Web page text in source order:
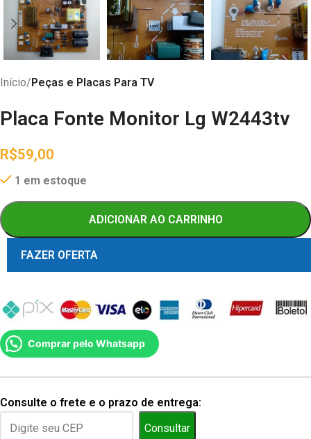
Início Peças e Placas Para TV
Placa Fonte Monitor Lg W2443tv
R$59,00
1 em estoque
ADICIONAR AO CARRINHO
FAZER OFERTA
Comprar pelo Whatsapp
Consulte o frete e o prazo de entrega:
Consultar